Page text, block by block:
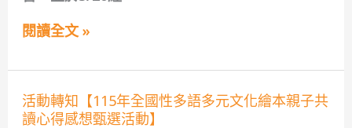
科
評
議】
閱讀全文 »
活動轉知【115年全國性多語多元文化繪本親子共
讀心得感想甄選活動】
活
動